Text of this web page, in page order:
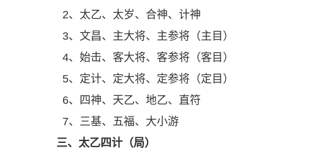
2、太乙、太岁、合神、计神
3、文昌、主大将、主参将（主目）
4、始击、客大将、客参将（客目）
5、定计、定大将、定参将（定目）
6、四神、天乙、地乙、直符
7、三基、五福、大小游
三、太乙四计（局）